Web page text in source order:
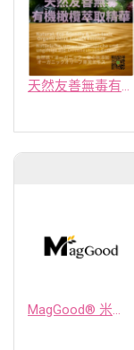
天然友善無毒有機橄欖萃取精華
MagGood® 米源鎂® 米糠濃縮物